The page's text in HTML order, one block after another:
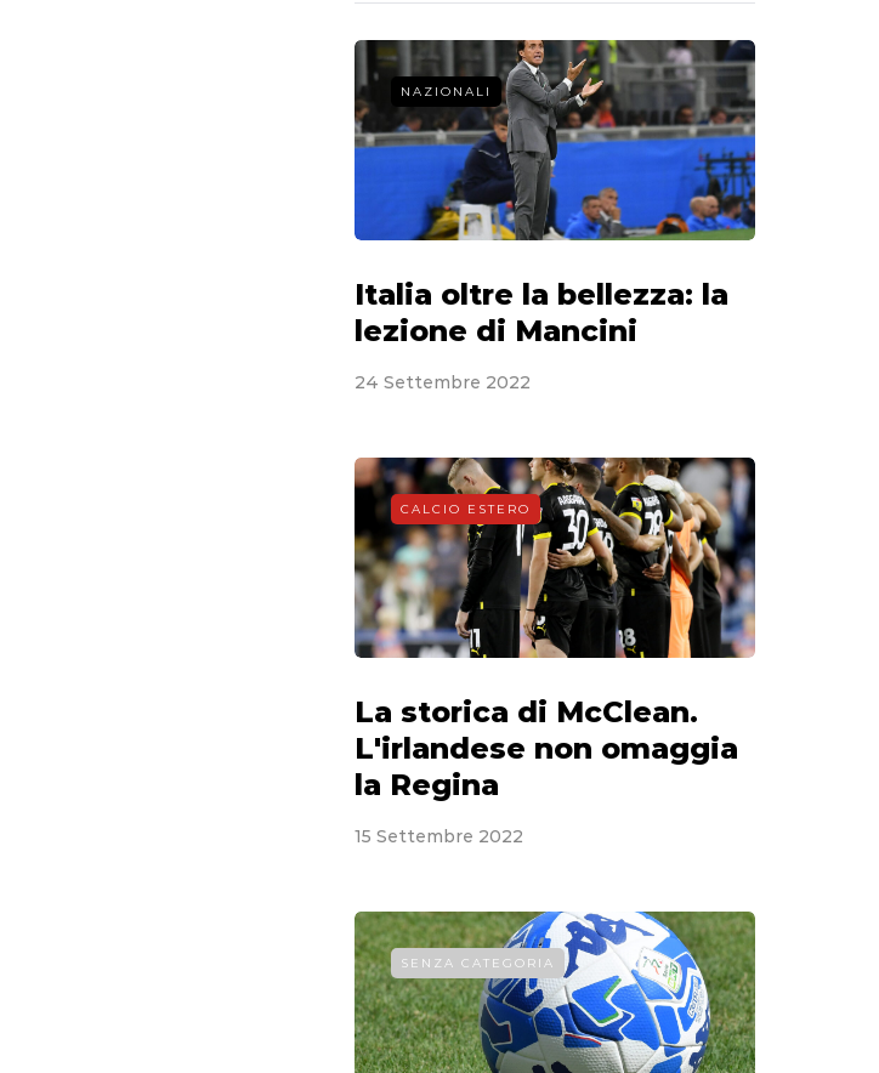
NAZIONALI
Italia oltre la bellezza: la
lezione di Mancini
24 Settembre 2022
CALCIO ESTERO
La storica di McClean.
L'irlandese non omaggia
la Regina
15 Settembre 2022
SENZA CATEGORIA